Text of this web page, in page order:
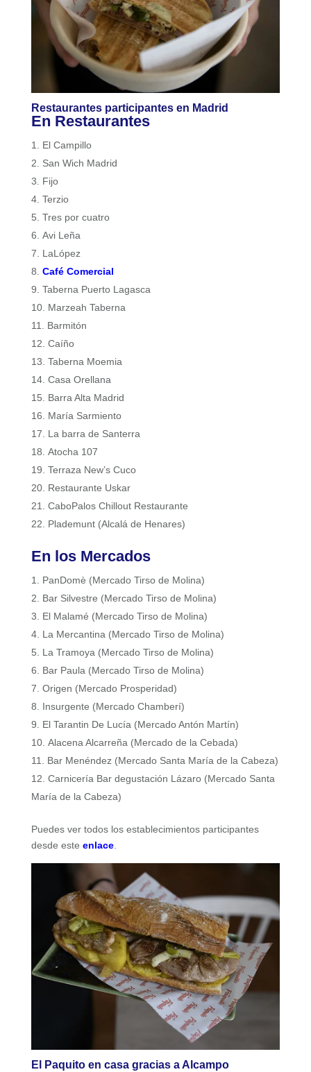
Restaurantes participantes en Madrid
En Restaurantes
El Campillo
San Wich Madrid
Fijo
Terzio
Tres por cuatro
Avi Leña
LaLópez
Café Comercial
Taberna Puerto Lagasca
Marzeah Taberna
Barmitón
Caíño
Taberna Moemia
Casa Orellana
Barra Alta Madrid
María Sarmiento
La barra de Santerra
Atocha 107
Terraza New’s Cuco
Restaurante Uskar
CaboPalos Chillout Restaurante
Plademunt (Alcalá de Henares)
En los Mercados
PanDomè (Mercado Tirso de Molina)
Bar Silvestre (Mercado Tirso de Molina)
El Malamé (Mercado Tirso de Molina)
La Mercantina (Mercado Tirso de Molina)
La Tramoya (Mercado Tirso de Molina)
Bar Paula (Mercado Tirso de Molina)
Origen (Mercado Prosperidad)
Insurgente (Mercado Chamberí)
El Tarantin De Lucía (Mercado Antón Martín)
Alacena Alcarreña (Mercado de la Cebada)
Bar Menéndez (Mercado Santa María de la Cabeza)
Carnicería Bar degustación Lázaro (Mercado Santa
María de la Cabeza)
Puedes ver todos los establecimientos participantes
desde este enlace.
El Paquito en casa gracias a Alcampo